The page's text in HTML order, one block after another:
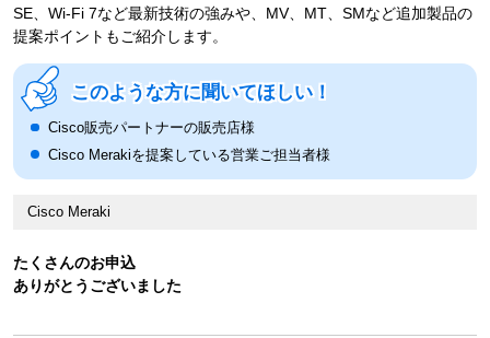
たくさんのお申込
ありがとうございました
SE、Wi-Fi 7など最新技術の強みや、MV、MT、SMなど追加製品の
提案ポイントもご紹介します。
このような方に聞いてほしい！
Cisco販売パートナーの販売店様
Cisco Merakiを提案している営業ご担当者様
Cisco Meraki